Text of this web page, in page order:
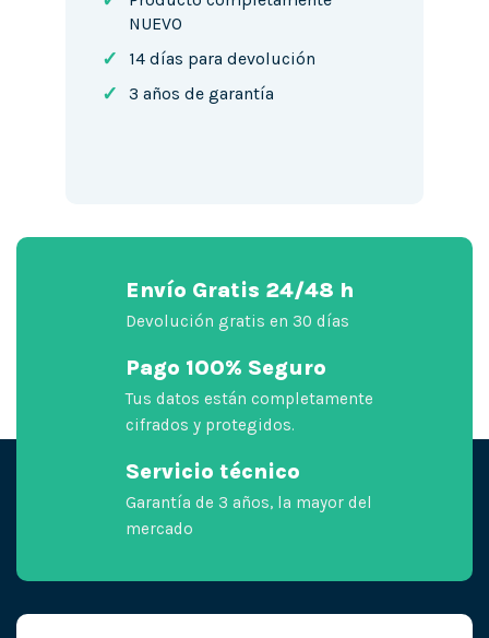
NUEVO
✓ 14 días para devolución
✓ 3 años de garantía
Envío Gratis 24/48 h
Devolución gratis en 30 días
Pago 100% Seguro
Tus datos están completamente
cifrados y protegidos.
Servicio técnico
Garantía de 3 años, la mayor del
mercado